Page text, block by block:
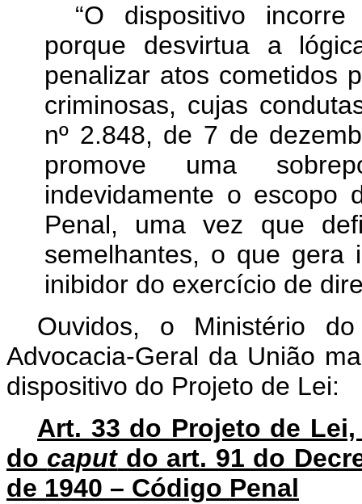
“O dispositivo
porque desvirtua a
penalizar atos cometidos
criminosas, cujas
nº 2.848, de 7 de
promove uma
indevidamente o escopo
Penal, uma vez que
semelhantes, o que gera
inibidor do exercício de
Ouvidos, o Ministério
Advocacia-Geral da União
dispositivo do Projeto de Lei:
Art. 33 do Projeto de
do caputdo art. 91 do
de 1940 – Código Penal